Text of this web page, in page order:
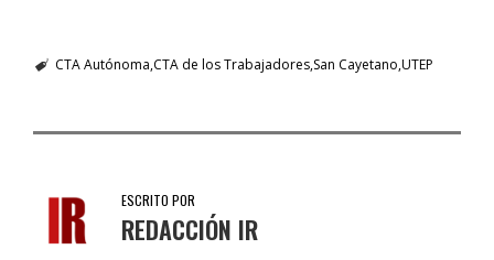
CTA Autónoma CTA de los TrabajadoresSan Cayetano UTEP
ESCRITO POR
REDACCIÓN IR